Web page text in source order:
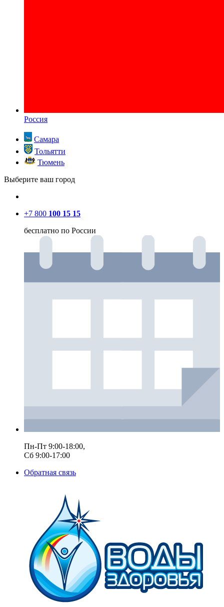
Россия
Самара
Тольятти
Тюмень
Выберите ваш город
+7 800 100 15 15
бесплатно по России
Пн-Пт 9:00-18:00,
Сб 9:00-17:00
Обратная связь